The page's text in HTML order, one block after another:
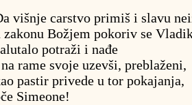
višnje carstvo primiš i slavu
zakonu Božjem pokoriv se
potraži i nađe
rame svoje uzevši, preblaženi,
pastir privede u tor pokajanja,
Simeone!